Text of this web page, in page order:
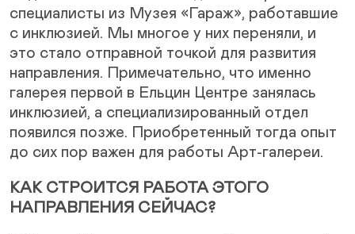
специалисты из Музея «Гараж», работавшие
с инклюзией. Мы многое у них переняли, и
это стало отправной точкой для развития
направления. Примечательно, что именно
галерея первой в Ельцин Центре занялась
инклюзией, а специализированный отдел
появился позже. Приобретенный тогда опыт
до сих пор важен для работы Арт-галереи.
КАК СТРОИТСЯ РАБОТА ЭТОГО
НАПРАВЛЕНИЯ СЕЙЧАС?